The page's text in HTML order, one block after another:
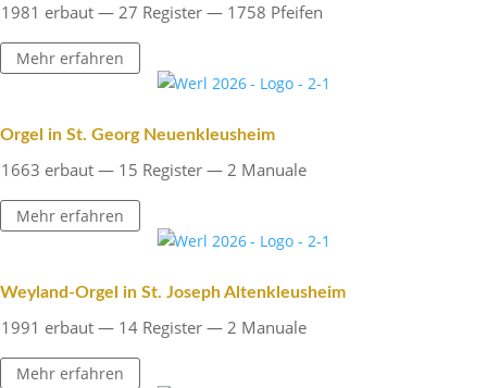
1981 erbaut — 27 Register — 1758 Pfeifen
Mehr erfahren
Orgel in St. Georg Neuenkleusheim
1663 erbaut — 15 Register — 2 Manuale
Mehr erfahren
Weyland-Orgel in St. Joseph Altenkleusheim
1991 erbaut — 14 Register — 2 Manuale
Mehr erfahren